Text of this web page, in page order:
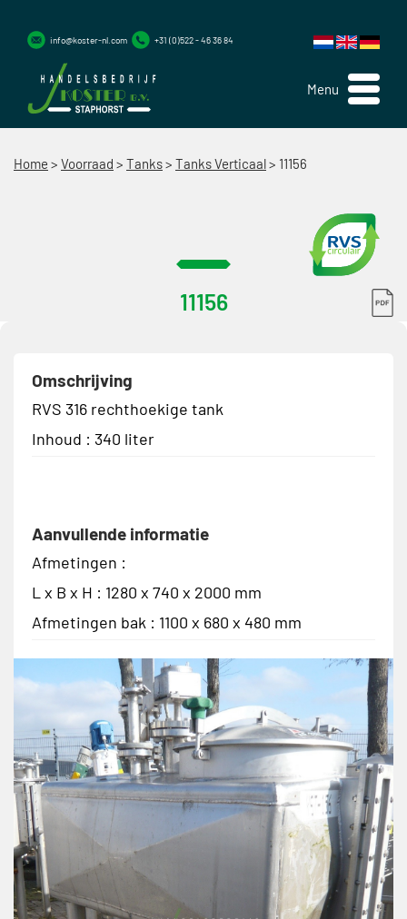
Menu
info@koster-nl.com +31 (0)522 - 46 36 84
Home > Voorraad > Tanks> Tanks Verticaal> 11156
11156
Omschrijving
RVS 316 rechthoekige tank
Inhoud : 340 liter
Aanvullende informatie
Afmetingen :
L x B x H : 1280 x 740 x 2000 mm
Afmetingen bak : 1100 x 680 x 480 mm